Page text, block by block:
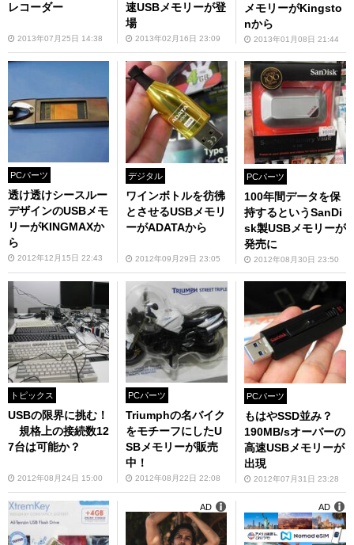
レコーダー
2013年07月25日 14:38
速USBメモリーが登
場
2013年02月16日 23:09
メモリーがKingsto
nから
2013年01月08日 21:44
PCパーツ
透け透けシースルー
デザインのUSBメモ
リーがKINGMAXか
ら
2012年12月15日 22:43
デジタル
ワインボトルを彷彿
とさせるUSBメモリ
ーがADATAから
2012年09月29日 23:05
PCパーツ
100年間データを保
持するというSanDi
sk製USBメモリーが
発売に
2012年08月30日 23:50
トピックス
USBの限界に挑む！
規格上の接続数12
7台は可能か？
2012年08月24日 15:00
PCパーツ
Triumphの名バイク
をモチーフにしたU
SBメモリーが販売
中！
2012年08月22日 22:08
PCパーツ
もはやSSD並み？
190MB/sオーバーの
高速USBメモリーが
出現
2012年07月31日 23:28
AD AD